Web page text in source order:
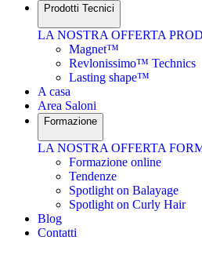
Prodotti Tecnici
LA NOSTRA OFFERTA
Magnet™
Revlonissimo™ Technics
Lasting shape™
A casa
Area Saloni
Formazione
LA NOSTRA OFFERTA
Formazione online
Tendenze
Spotlight on Balayage
Spotlight on Curly Hair
Blog
Contatti